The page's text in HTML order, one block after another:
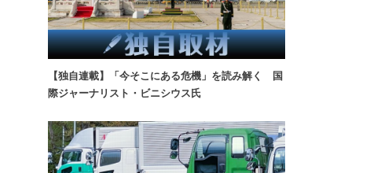
【独自連載】「今そこにある危機」を読み解く 国
際ジャーナリスト・ビニシウス氏